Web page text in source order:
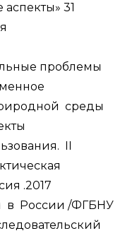
31
проблемы
среды
II
.2017
в России /ФГБНУ